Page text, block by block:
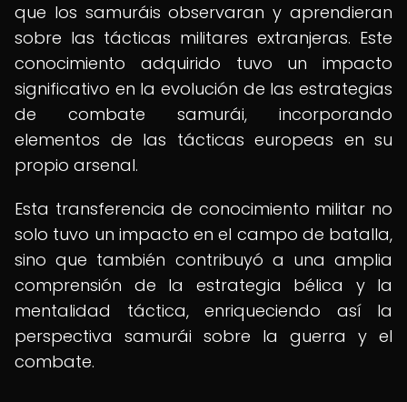
que los samuráis observaran y aprendieran
sobre las tácticas militares extranjeras. Este
conocimiento adquirido tuvo un impacto
significativo en la evolución de las estrategias
de combate samurái, incorporando
elementos de las tácticas europeas en su
propio arsenal.
Esta transferencia de conocimiento militar no
solo tuvo un impacto en el campo de batalla,
sino que también contribuyó a una amplia
comprensión de la estrategia bélica y la
mentalidad táctica, enriqueciendo así la
perspectiva samurái sobre la guerra y el
combate.